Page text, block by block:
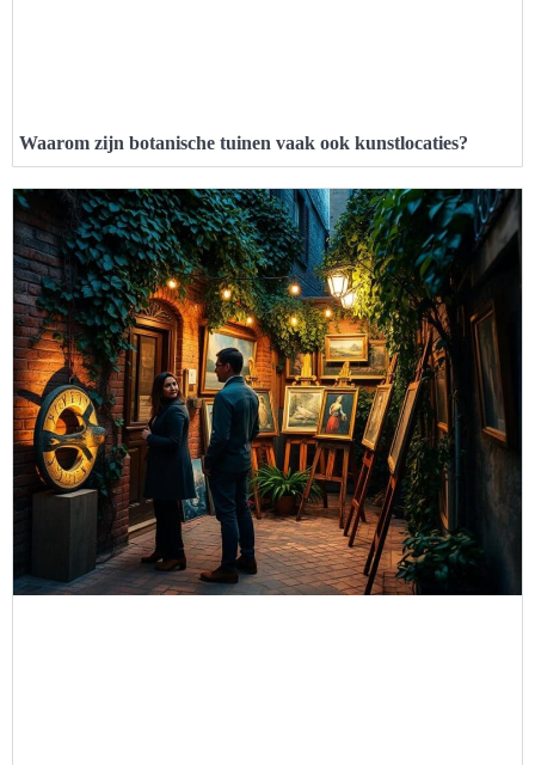
Waarom zijn botanische tuinen vaak ook kunstlocaties?